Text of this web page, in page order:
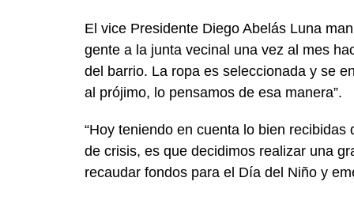
El vice Presidente Diego Abelás Luna
gente a la junta vecinal una vez al mes
del barrio. La ropa es seleccionada y se
al prójimo, lo pensamos de esa manera”.
“Hoy teniendo en cuenta lo bien
de crisis, es que decidimos realizar una
recaudar fondos para el Día del Niño y